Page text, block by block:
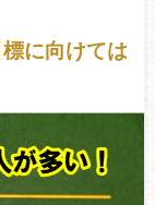
に向けては